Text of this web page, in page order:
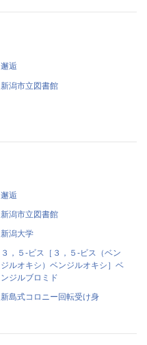
邂逅
新潟市立図書館
邂逅
新潟市立図書館
新潟大学
３，５‐ビス［３，５‐ビス（ベン
ジルオキシ）ベンジルオキシ］ベ
ンジルブロミド
新島式コロニー回転受け身